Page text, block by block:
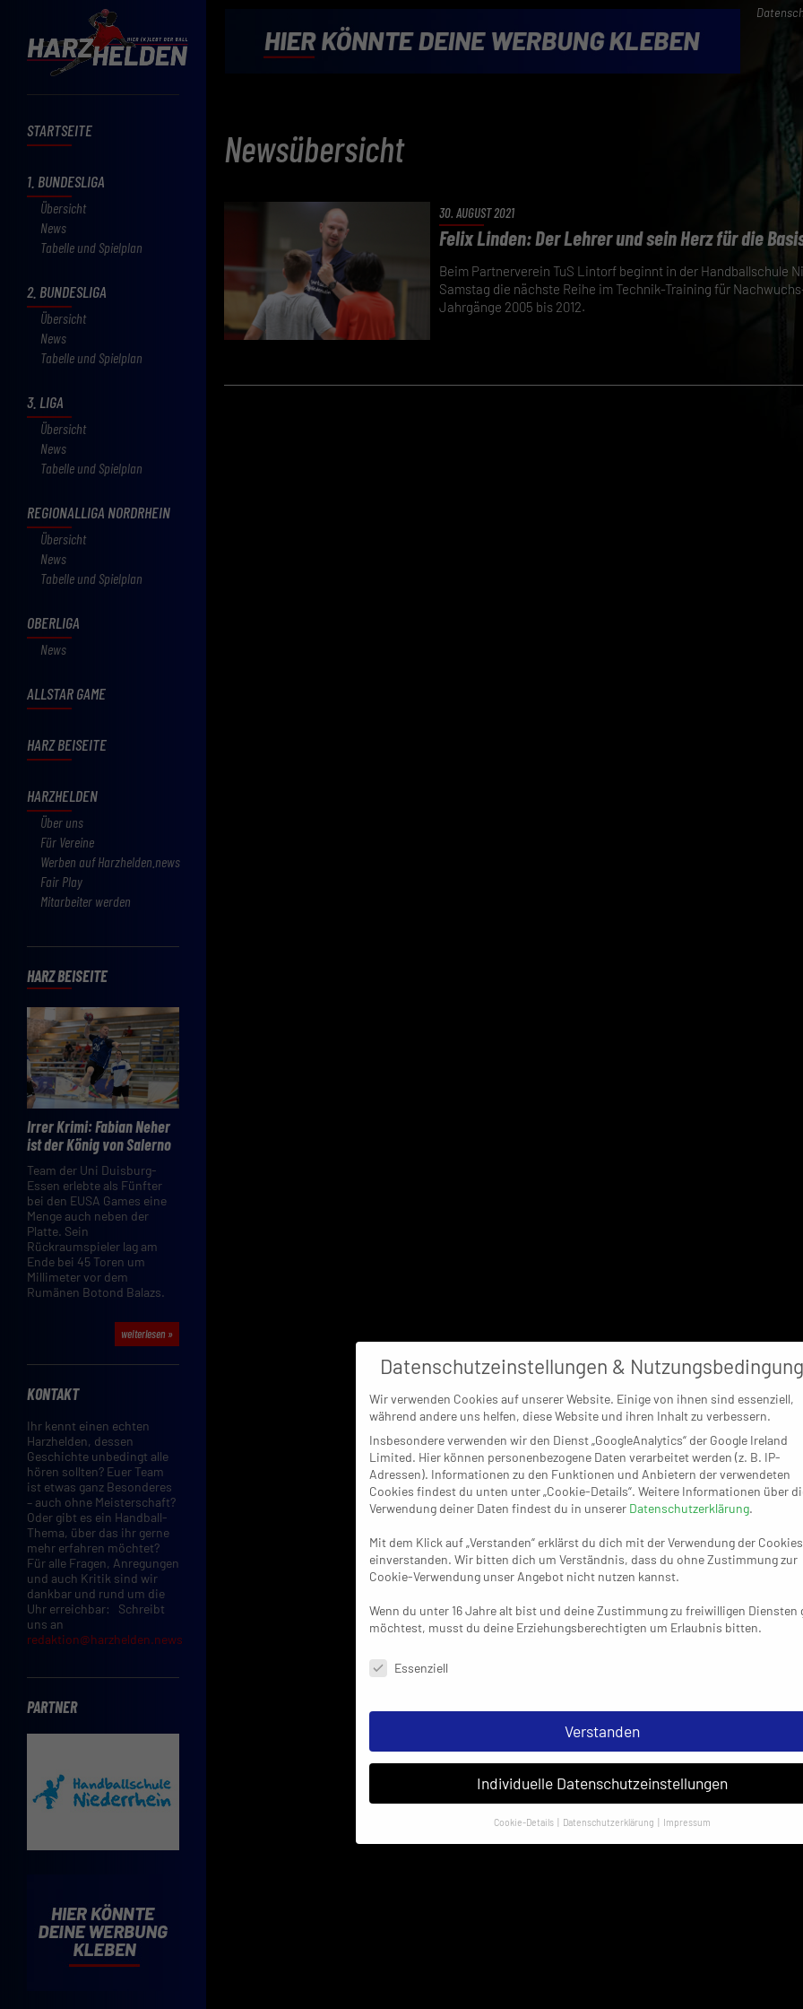
STARTSEITE
1. BUNDESLIGA
Übersicht
News
Tabelle und Spielplan
2. BUNDESLIGA
Übersicht
News
Tabelle und Spielplan
3. LIGA
Übersicht
News
Tabelle und Spielplan
REGIONALLIGA NORDRHEIN
Übersicht
News
Tabelle und Spielplan
OBERLIGA
News
ALLSTAR GAME
HARZ BEISEITE
HARZHELDEN
Über uns
Für Vereine
Werben auf Harzhelden.news
Fair Play
Mitarbeiter werden
HARZ BEISEITE
Irrer Krimi: Fabian Neher
ist der König von Salerno
Team der Uni Duisburg-
Essen erlebte als Fünfter
bei den EUSA Games eine
Menge auch neben der
Platte. Sein
Rückraumspieler lag am
Ende bei 45 Toren um
Millimeter vor dem
Rumänen Botond Balazs.
weiterlesen »
KONTAKT
Ihr kennt einen echten
Harzhelden, dessen
Geschichte unbedingt alle
hören sollten? Euer Team
ist etwas ganz Besonderes
– auch ohne Meisterschaft?
Oder gibt es ein Handball-
Thema, über das ihr gerne
mehr erfahren möchtet?
Für alle Fragen, Anregungen
und auch Kritik sind wir
dankbar und rund um die
Uhr erreichbar: Schreibt
uns an
redaktion@harzhelden.news
PARTNER
Newsübersicht
30. AUGUST 2021
Felix Linden: Der Lehrer und sein Herz für die
Beim Partnerverein TuS Lintorf beginnt in der Handballschule
Samstag die nächste Reihe im Technik-Training für
Jahrgänge 2005 bis 2012.
Datenschutzeinstellungen &
Wir verwenden Cookies auf unserer Website. Einige von ihnen sind essenziell,
während andere uns helfen, diese Website und ihren Inhalt zu verbessern.
Insbesondere verwenden wir den Dienst „GoogleAnalytics“ der Google Ireland
Limited. Hier können personenbezogene Daten verarbeitet werden (z. B. IP-
Adressen). Informationen zu den Funktionen und Anbietern der verwendeten
Cookies findest du unten unter „Cookie-Details“. Weitere Informationen über
Verwendung deiner Daten findest du in unserer Datenschutzerklärung.
Mit dem Klick auf „Verstanden“ erklärst du dich mit der Verwendung der Cookies
einverstanden. Wir bitten dich um Verständnis, dass du ohne Zustimmung zur
Cookie-Verwendung unser Angebot nicht nutzen kannst.
Wenn du unter 16 Jahre alt bist und deine Zustimmung zu freiwilligen Diensten
möchtest, musst du deine Erziehungsberechtigten um Erlaubnis bitten.
Datenschutzeinstellungen & Nutzungsbedingungen
Essenziell
Verstanden
Individuelle Datenschutzeinstellungen
Cookie-Details Datenschutzerklärung Impressum
Datenschutzeinstellungen